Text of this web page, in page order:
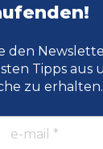
den
Tipps aus
zu erhalten.